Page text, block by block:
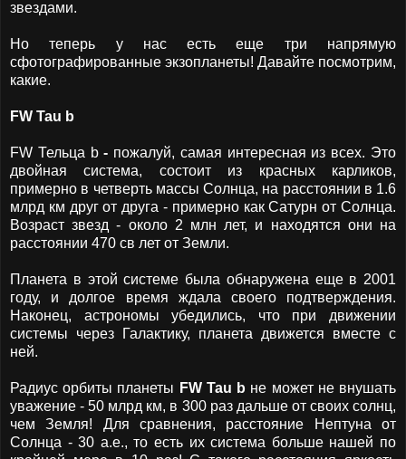
звездами.
Но теперь у нас есть еще три напрямую
сфотографированные экзопланеты! Давайте посмотрим,
какие.
FW Tau b
FW Тельца b- пожалуй, самая интересная из всех. Это
двойная система, состоит из красных карликов,
примерно в четверть массы Солнца, на расстоянии в 1.6
млрд км друг от друга - примерно как Сатурн от Солнца.
Возраст звезд - около 2 млн лет, и находятся они на
расстоянии 470 св лет от Земли.
Планета в этой системе была обнаружена еще в 2001
году, и долгое время ждала своего подтверждения.
Наконец, астрономы убедились, что при движении
системы через Галактику, планета движется вместе с
ней.
Радиус орбиты планеты FW Tau b не может не внушать
уважение - 50 млрд км, в 300 раз дальше от своих солнц,
чем Земля! Для сравнения, расстояние Нептуна от
Солнца - 30 а.е., то есть их система больше нашей по